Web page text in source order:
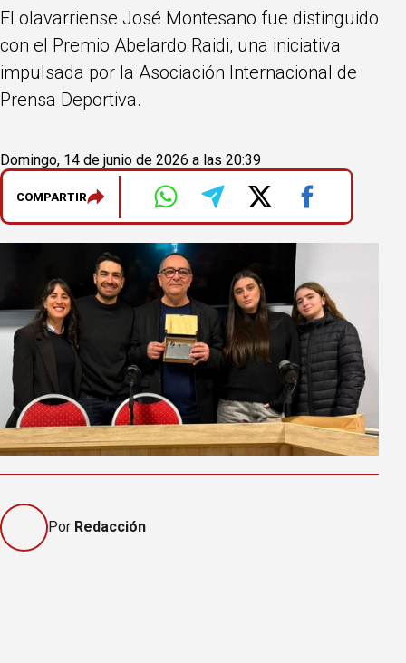
El olavarriense José Montesano fue distinguido
con el Premio Abelardo Raidi, una iniciativa
impulsada por la Asociación Internacional de
Prensa Deportiva.
Domingo, 14 de junio de 2026 a las 20:39
COMPARTIR
Por Redacción